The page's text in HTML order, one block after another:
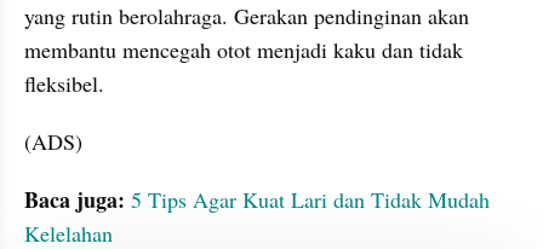
yang rutin berolahraga. Gerakan pendinginan akan
membantu mencegah otot menjadi kaku dan tidak
fleksibel.
(ADS)
Baca juga: 5 Tips Agar Kuat Lari dan Tidak Mudah
Kelelahan